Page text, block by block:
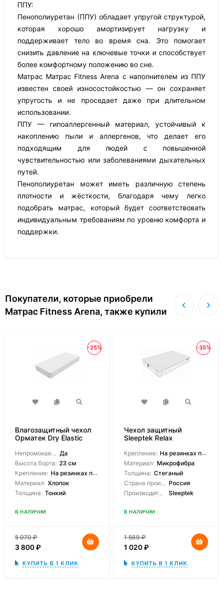
ППУ:
Пенополиуретан (ППУ) обладает упругой структурой,
которая хорошо амортизирует нагрузку и
поддерживает тело во время сна. Это помогает
снизить давление на ключевые точки и способствует
более комфортному положению во сне.
Матрас Матрас Fitness Arena с наполнителем из ППУ
известен своей износостойкостью — он сохраняет
упругость и не проседает даже при длительном
использовании.
ППУ — гипоаллергенный материал, устойчивый к
накоплению пыли и аллергенов, что делает его
подходящим для людей с повышенной
чувствительностью или заболеваниями дыхательных
путей.
Пенополиуретан может иметь различную степень
плотности и жёсткости, благодаря чему легко
подобрать матрас, который будет соответствовать
индивидуальным требованиям по уровню комфорта и
поддержки.
Покупатели, которые приобрели
Матрас Fitness Arena, также купили
-25%
Влагозащитный чехол
Орматек Dry Elastic
Непромокаемый: Да
Высота борта: 23 см
Крепление: На резинках по углам
Материал: Хлопок
Толщина: Тонкий
В НАЛИЧИИ
5 070₽
3 800₽
КУПИТЬ В 1 КЛИК
-35%
Чехол защитный
Sleeptek Relax
Крепление: На резинках по углам
Материал: Микрофибра
Толщина: Стеганый
Страна производитель: Россия
Производитель:
Sleeptek
В НАЛИЧИИ
1 569₽
1 020₽
КУПИТЬ В 1 КЛИК